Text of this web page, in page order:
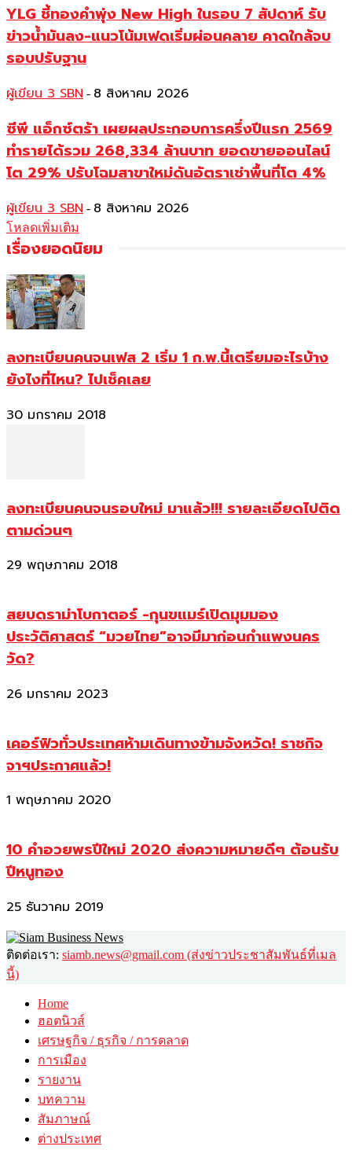
YLG ชี้ทองคำพุ่ง New High ในรอบ 7 สัปดาห์ รับ
ข่าวน้ำมันลง-แนวโน้มเฟดเริ่มผ่อนคลาย คาดใกล้จบ
รอบปรับฐาน
ผู้เขียน 3 SBN - 8 สิงหาคม 2026
ซีพี แอ็กซ์ตร้า เผยผลประกอบการครึ่งปีแรก 2569
ทำรายได้รวม 268,334 ล้านบาท ยอดขายออนไลน์
โต 29% ปรับโฉมสาขาใหม่ดันอัตราเช่าพื้นที่โต 4%
ผู้เขียน 3 SBN - 8 สิงหาคม 2026
โหลดเพิ่มเติม
เรื่องยอดนิยม
ลงทะเบียนคนจนเฟส 2 เริ่ม 1 ก.พ.นี้เตรียมอะไรบ้าง
ยังไงที่ไหน? ไปเช็คเลย
30 มกราคม 2018
ลงทะเบียนคนจนรอบใหม่ มาแล้ว!!! รายละเอียดไปติด
ตามด่วนๆ
29 พฤษภาคม 2018
สยบดราม่าโบกาตอร์ -กุนขแมร์เปิดมุมมอง
ประวัติศาสตร์ “มวยไทย”อาจมีมาก่อนกำแพงนคร
วัด?
26 มกราคม 2023
เคอร์ฟิวทั่วประเทศห้ามเดินทางข้ามจังหวัด! ราชกิจ
จาฯประกาศแล้ว!
1 พฤษภาคม 2020
10 คำอวยพรปีใหม่ 2020 ส่งความหมายดีๆ ต้อนรับ
ปีหนูทอง
25 ธันวาคม 2019
ติดต่อเรา: siamb.news@gmail.com (ส่งข่าวประชาสัมพันธ์ที่เมล
นี้)
Home
ฮอตนิวส์
เศรษฐกิจ / ธุรกิจ / การตลาด
การเมือง
รายงาน
บทความ
สัมภาษณ์
ต่างประเทศ